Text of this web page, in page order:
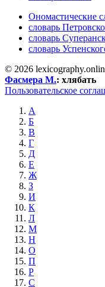
Ономастические
словарь
словарь
словарь
© 2026
Фасмера М.: хлябать
Пользовательское
А
Б
В
Г
Д
Е
Ж
З
И
К
Л
М
Н
О
П
Р
С